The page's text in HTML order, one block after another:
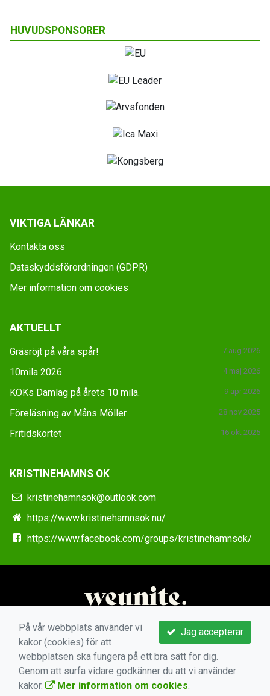
HUVUDSPONSORER
VIKTIGA LÄNKAR
Kontakta oss
Dataskyddsförordningen (GDPR)
Mer information om cookies
AKTUELLT
Gräsröjt på våra spår! 7 aug 2026
10mila 2026. 4 maj 2026
KOKs Damlag på årets 10 mila. 9 apr 2026
Föreläsning av Måns Möller 28 nov 2025
Fritidskortet 16 okt 2025
KRISTINEHAMNS OK
kristinehamnsok@outlook.com
https://www.kristinehamnsok.nu/
https://www.facebook.com/groups/kristinehamnsok/
Jag accepterar
På vår webbplats använder vi
kakor (cookies) för att
webbplatsen ska fungera på ett bra sätt för dig.
Genom att surfa vidare godkänner du att vi använder
kakor.
Mer information om cookies.